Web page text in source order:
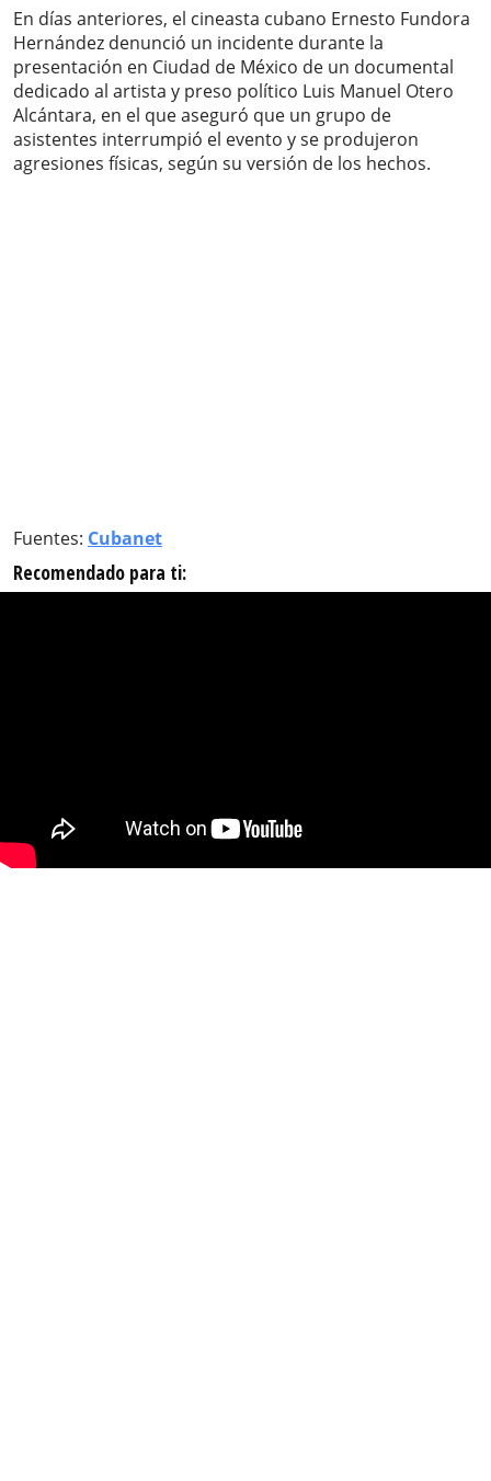
En días anteriores, el cineasta cubano Ernesto Fundora
Hernández denunció un incidente durante la
presentación en Ciudad de México de un documental
dedicado al artista y preso político Luis Manuel Otero
Alcántara, en el que aseguró que un grupo de
asistentes interrumpió el evento y se produjeron
agresiones físicas, según su versión de los hechos.
Fuentes: Cubanet
Recomendado para ti: